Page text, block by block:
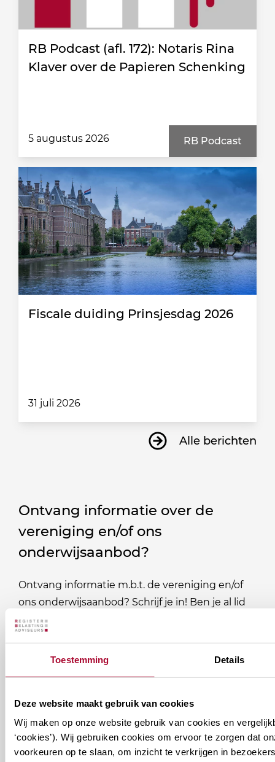
Toestemming Details
Deze website maakt gebruik van cookies
Wij maken op onze website gebruik van cookies en
‘cookies’). Wij gebruiken cookies om ervoor te zorgen dat
voorkeuren op te slaan, om inzicht te verkrijgen in
RB Podcast (afl. 172): Notaris Rina
Klaver over de Papieren Schenking
5 augustus 2026 RB Podcast
Fiscale duiding Prinsjesdag 2026
31 juli 2026
Alle berichten
Ontvang informatie over de
vereniging en/of ons
onderwijsaanbod?
Ontvang informatie m.b.t. de vereniging en/of
ons onderwijsaanbod? Schrijf je in! Ben je al lid
van het RB? Geef dan in je profiel op Mijn RB
E-mailadres *
Welke
zou
je
willen
ontvangen?
Permanente Educatie nieuwsbrief
Verenigingsnieuws